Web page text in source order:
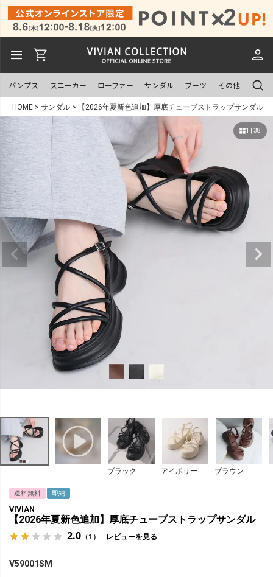
パンプス スニーカー ローファー サンダル ブーツ その他
HOME サンダル 【2026年夏新色追加】厚底チューブストラップサンダル
1 | 38
ブラック アイボリー ブラウン
送料無料 即納
VIVIAN
【2026年夏新色追加】厚底チューブストラップサンダル
2.0 （1） レビューを見る
V59001SM